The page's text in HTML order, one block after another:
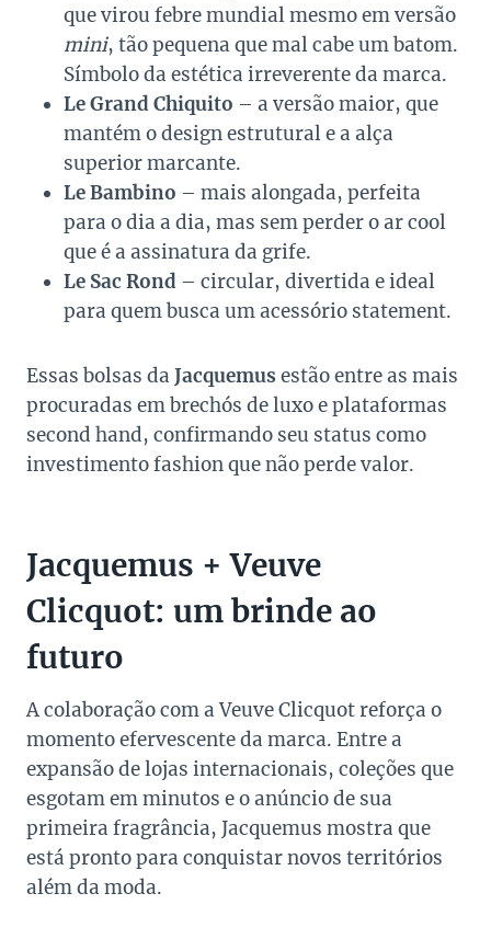
que virou febre mundial mesmo em versão
mini, tão pequena que mal cabe um batom.
Símbolo da estética irreverente da marca.
Le Grand Chiquito – a versão maior, que
mantém o design estrutural e a alça
superior marcante.
Le Bambino – mais alongada, perfeita
para o dia a dia, mas sem perder o ar cool
que é a assinatura da grife.
Le Sac Rond – circular, divertida e ideal
para quem busca um acessório statement.
Essas bolsas da Jacquemus estão entre as mais
procuradas em brechós de luxo e plataformas
second hand, confirmando seu status como
investimento fashion que não perde valor.
Jacquemus + Veuve
Clicquot: um brinde ao
futuro
A colaboração com a Veuve Clicquot reforça o
momento efervescente da marca. Entre a
expansão de lojas internacionais, coleções que
esgotam em minutos e o anúncio de sua
primeira fragrância, Jacquemus mostra que
está pronto para conquistar novos territórios
além da moda.